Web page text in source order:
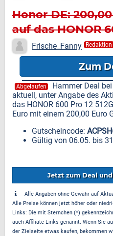
Honor DE:
auf das HONOR
512GB Golden
Frische_Fanny Redaktion
Zum
Abgelaufen
Hammer Deal
aktuell, unter Angabe des
das HONOR 600 Pro 12
Euro mit einem 200,00 Euro
Gutscheincode:
Gültig von 06.05. bis
Jetzt zum Deal
Alle Angaben ohne Gewähr auf
Alle Preise können jetzt höher oder
Links: Die mit Sternchen (*)
auch Affiliate-Links genannt. Wenn Sie
der Zielseite etwas kaufen, bekommen